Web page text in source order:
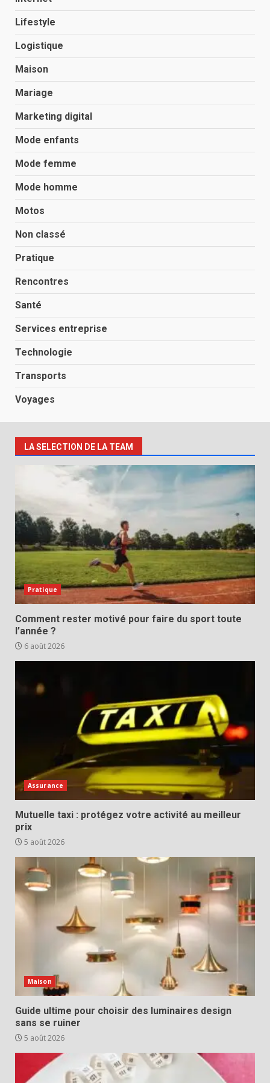
Lifestyle
Logistique
Maison
Mariage
Marketing digital
Mode enfants
Mode femme
Mode homme
Motos
Non classé
Pratique
Rencontres
Santé
Services entreprise
Technologie
Transports
Voyages
LA SELECTION DE LA TEAM
Pratique
Comment rester motivé pour faire du sport toute
l’année ?
6 août 2026
Assurance
Mutuelle taxi : protégez votre activité au meilleur
prix
5 août 2026
Maison
Guide ultime pour choisir des luminaires design
sans se ruiner
5 août 2026